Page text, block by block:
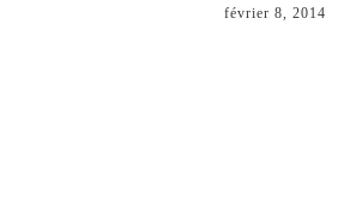
février 8, 2014